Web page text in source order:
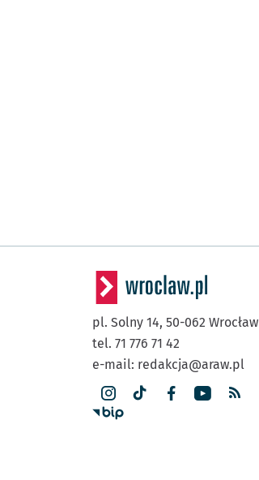
pl. Solny 14, 50-062 Wrocław
tel. 71 776 71 42
e-mail: redakcja@araw.pl